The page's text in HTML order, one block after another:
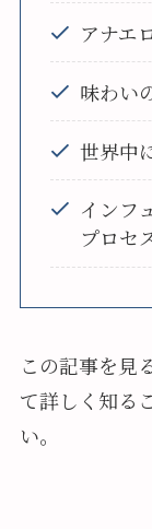
アナエ
味わい
世界中
インフ
プロセ
この記事を見
て詳しく知る
い。